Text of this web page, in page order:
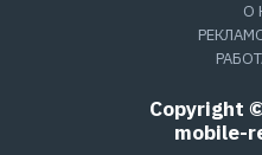
О
Copyright
mobile-